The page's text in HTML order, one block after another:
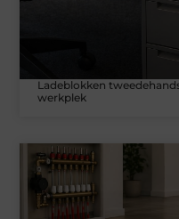
Ladeblokken
werkplek